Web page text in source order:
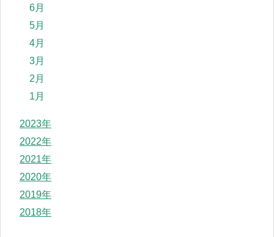
6月
5月
4月
3月
2月
1月
2023年
2022年
2021年
2020年
2019年
2018年